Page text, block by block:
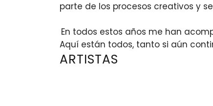
parte de los procesos creativos y
En todos estos años me han
Aquí están todos, tanto si aún
ARTISTAS